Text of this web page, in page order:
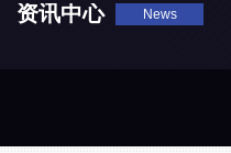
资讯中心 News